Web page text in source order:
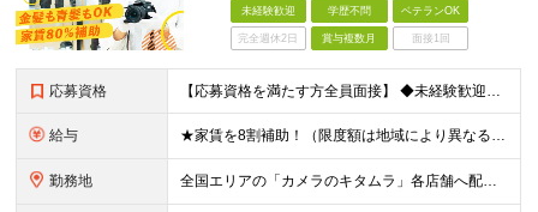
未経験歓迎 学歴不問 ベテランOK
完全週休2日 賞与複数月 面接1回
応募資格 【応募資格を満たす方全員面接】 ◆未経験歓迎！活躍のフィールドは全国！ ◆学歴不問 ◆第二新卒も活躍中 ◆35歳以下の方（若年層の長期キャリア形成を図るため）
給与 ★家賃を8割補助！（限度額は地域により異なる） ※転勤による引っ越しが発生する場合 ＝＝＝＝＝＝＝＝＝＝＝＝＝＝＝＝＝＝＝＝＝＝＝ 例えば、家賃7.5万円なら6万円は会社で負担。 あなたが支払うのは、
勤務地 全国エリアの「カメラのキタムラ」各店舗へ配属となります ※最初の配属先は希望を最大限考慮した上で決定します ▼詳しい勤務地住所は下記URLをご確認ください。 https://sss.kitamur